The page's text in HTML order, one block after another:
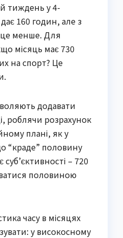
тиждень у 4-
160 годин, але з
це менше. Для
місяць має 730
на спорт? Це
додавати
роблячи розрахунок
плані, як у
“краде” половину
суб’єктивності – 720
половиною
часу в місяцях
у високосному